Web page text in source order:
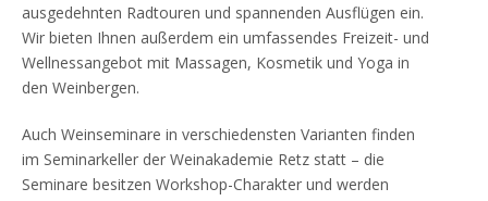
ausgedehnten Radtouren und spannenden Ausflügen ein.
Wir bieten Ihnen außerdem ein umfassendes Freizeit- und
Wellnessangebot mit Massagen, Kosmetik und Yoga in
den Weinbergen.
Auch Weinseminare in verschiedensten Varianten finden
im Seminarkeller der Weinakademie Retz statt – die
Seminare besitzen Workshop-Charakter und werden